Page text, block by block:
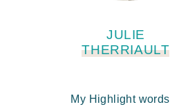
JULIE
THERRIAULT
My Highlight words